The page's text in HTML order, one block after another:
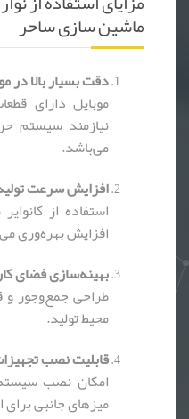
ماشین سازی ساحر
دقت بسیار بالا در
موبایل دارای
نیازمند سیستم
می‌باشد.
افزایش سرعت
استفاده از
افزایش بهره‌وری
بهینه‌سازی فضای
طراحی جمع‌وجور و
محیط تولید.
قابلیت نصب
امکان نصب سیستم
میزهای جانبی برای